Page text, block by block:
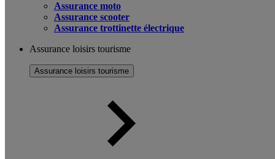
Assurance moto
Assurance scooter
Assurance trottinette électrique
Assurance loisirs tourisme
Assurance loisirs tourisme